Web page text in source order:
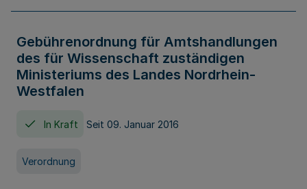
Gebührenordnung für Amtshandlungen
des für Wissenschaft zuständigen
Ministeriums des Landes Nordrhein-
Westfalen
In Kraft Seit 09. Januar 2016
Verordnung